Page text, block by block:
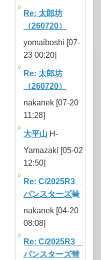
Re: 太郎坊
（260720）
yomaiboshi [07-
23 00:20]
Re: 太郎坊
（260720）
nakanek [07-20
11:28]
大平山 H-
Yamazaki [05-02
12:50]
Re: C/2025R3
パンスターズ彗
nakanek [04-20
08:08]
Re: C/2025R3
パンスターズ彗